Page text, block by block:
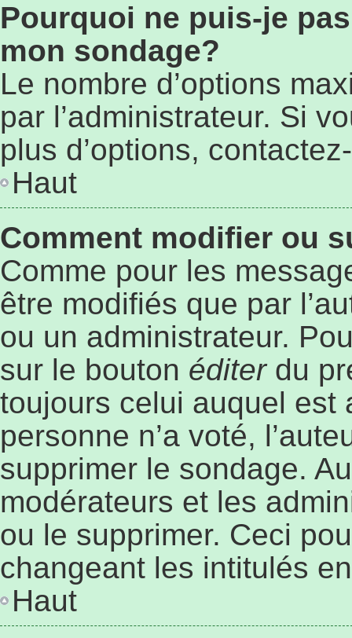
Pourquoi ne puis-je
mon sondage?
Le nombre d’options
par l’administrateur. Si
plus d’options,
Haut
Comment modifier ou
Comme pour les
être modifiés que par
ou un administrateur.
sur le bouton éditerdu
toujours celui auquel est
personne n’a voté,
supprimer le sondage.
modérateurs et les
ou le supprimer. Ceci
changeant les intitulés
Haut